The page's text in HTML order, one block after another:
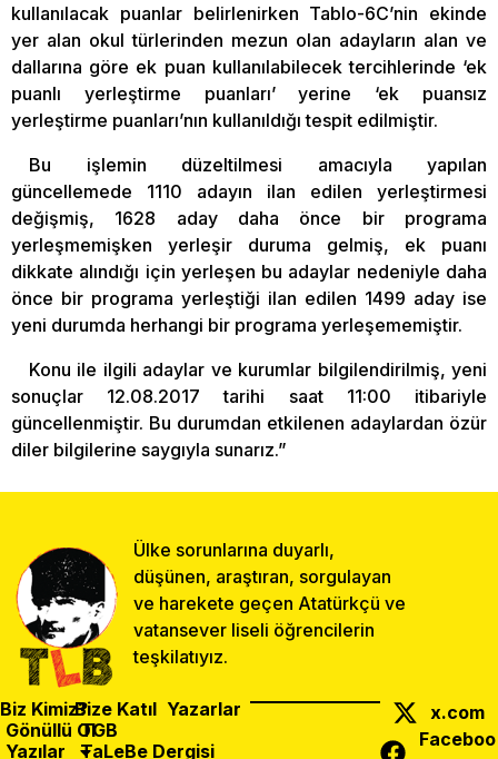
kullanılacak puanlar belirlenirken Tablo-6C’nin ekinde
yer alan okul türlerinden mezun olan adayların alan ve
dallarına göre ek puan kullanılabilecek tercihlerinde ‘ek
puanlı yerleştirme puanları’ yerine ‘ek puansız
yerleştirme puanları’nın kullanıldığı tespit edilmiştir.
Bu işlemin düzeltilmesi amacıyla yapılan
güncellemede 1110 adayın ilan edilen yerleştirmesi
değişmiş, 1628 aday daha önce bir programa
yerleşmemişken yerleşir duruma gelmiş, ek puanı
dikkate alındığı için yerleşen bu adaylar nedeniyle daha
önce bir programa yerleştiği ilan edilen 1499 aday ise
yeni durumda herhangi bir programa yerleşememiştir.
Konu ile ilgili adaylar ve kurumlar bilgilendirilmiş, yeni
sonuçlar 12.08.2017 tarihi saat 11:00 itibariyle
güncellenmiştir. Bu durumdan etkilenen adaylardan özür
diler bilgilerine saygıyla sunarız.”
Ülke sorunlarına duyarlı,
düşünen, araştıran, sorgulayan
ve harekete geçen Atatürkçü ve
vatansever liseli öğrencilerin
teşkilatıyız.
Biz Kimiz?
Gönüllü Ol
Yazılar
Bize Katıl Yazarlar
TGB
TaLeBe Dergisi
x.com
Faceboo